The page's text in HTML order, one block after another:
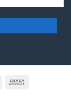
MasterCard